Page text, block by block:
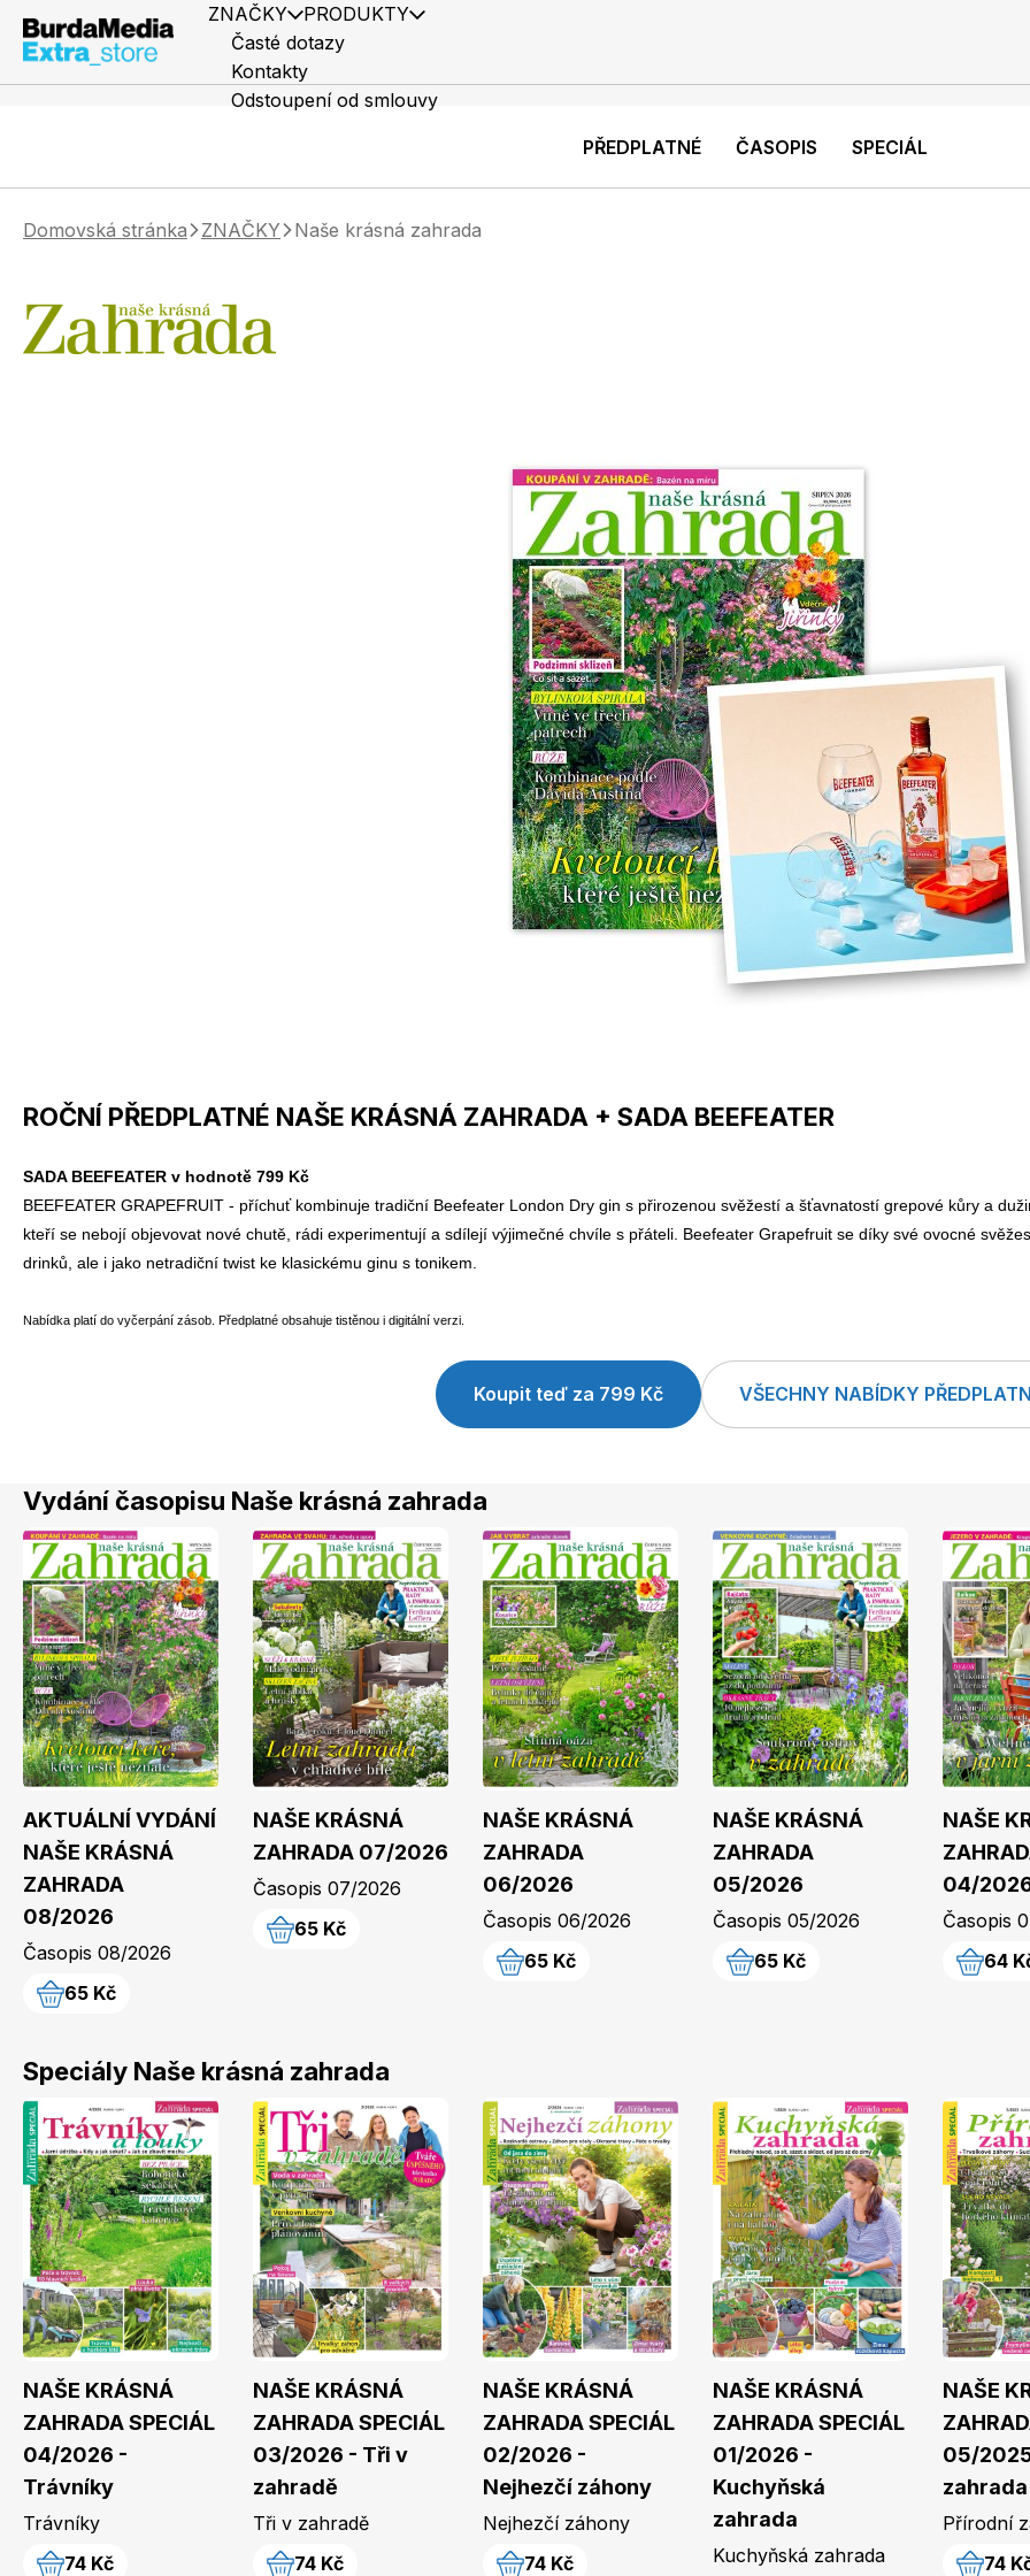
ZNAČKY PRODUKTY
Dětské časopisy
Burda Best of
Toprecepty.cz
Časté dotazy
Kontakty
Odstoupení od smlouvy
PŘEDPLATNÉ ČASOPIS SPECIÁL
Domovská stránka ZNAČKY Naše krásná zahrada
ROČNÍ PŘEDPLATNÉ NAŠE KRÁSNÁ ZAHRADA + SADA BEEFEATER
SADA BEEFEATER v hodnotě 799 Kč
BEEFEATER GRAPEFRUIT - příchuť kombinuje tradiční Beefeater London Dry gin s přirozenou svěžestí a šťavnatostí grepové kůry a
kteří se nebojí objevovat nové chutě, rádi experimentují a sdílejí výjimečné chvíle s přáteli. Beefeater Grapefruit se díky své ovocné
drinků, ale i jako netradiční twist ke klasickému ginu s tonikem.
Nabídka platí do vyčerpání zásob. Předplatné obsahuje tistěnou i digitální verzi.
Koupit teď za 799 Kč VŠECHNY NABÍDKY
Vydání časopisu Naše krásná zahrada
AKTUÁLNÍ VYDÁNÍ
NAŠE KRÁSNÁ
ZAHRADA
08/2026
Časopis 08/2026
65 Kč
NAŠE KRÁSNÁ
ZAHRADA 07/2026
Časopis 07/2026
65 Kč
NAŠE KRÁSNÁ
ZAHRADA
06/2026
Časopis 06/2026
65 Kč
NAŠE KRÁSNÁ
ZAHRADA
05/2026
Časopis 05/2026
65 Kč
NAŠE
04/
Časopis
64
Speciály Naše krásná zahrada
NAŠE KRÁSNÁ
ZAHRADA SPECIÁL
04/2026 -
Trávníky
Trávníky
74 Kč
NAŠE KRÁSNÁ
ZAHRADA SPECIÁL
03/2026 - Tři v
zahradě
Tři v zahradě
74 Kč
NAŠE KRÁSNÁ
ZAHRADA SPECIÁL
02/2026 -
Nejhezčí záhony
Nejhezčí záhony
74 Kč
NAŠE KRÁSNÁ
ZAHRADA SPECIÁL
01/2026 -
Kuchyňská
zahrada
Kuchyňská zahrada
NAŠE
05/
zahrada
Přírodní
74